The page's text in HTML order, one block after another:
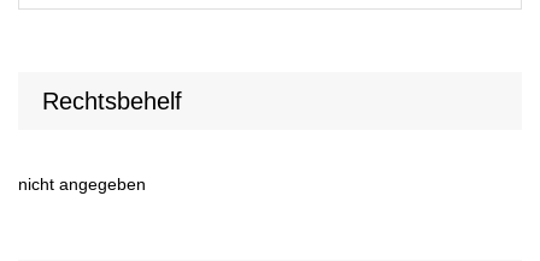
Rechtsbehelf
nicht angegeben